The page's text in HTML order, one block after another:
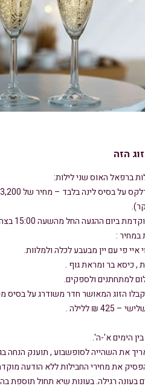
הזה
ברפאל האוס שני לילות:
ביום ההגעה החל מהשעה 15:00 בצהריים .
במחיר :
איי פי עם יין מבעבע לכלה ולמלוות.
, כיסא בר ומראת גוף .
למתחתנים ולספקים.
הזוג המאושר חדר משודרג על בסיס
₪ ללילה .
הימים א'-ה'.
השהייה לסופשבוע , תוענק הנחה בגובה 15% על מחירי
את מחירי החבילות ללא הודעה
בעונה רגילה. בעונות שיא תחול תוספת